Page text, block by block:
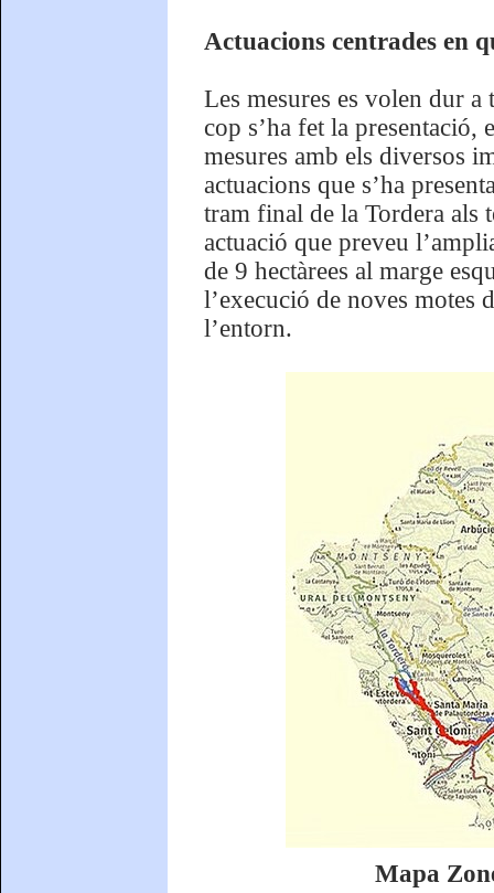
Actuacions centrades en
Les mesures es volen dur
cop s’ha fet la presentació,
mesures amb els diversos
actuacions que s’ha
tram final de la Tordera als
actuació que preveu
de 9 hectàrees al marge
l’execució de noves motes
l’entorn.
Mapa